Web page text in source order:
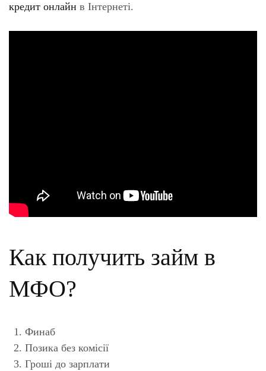
кредит онлайн в Інтернеті.
Как получить займ в
МФО?
Финаб
Позика без комісії
Гроші до зарплати